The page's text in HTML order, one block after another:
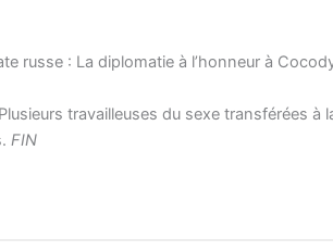
russe : La diplomatie à l’honneur à
travailleuses du sexe transférées à
FIN